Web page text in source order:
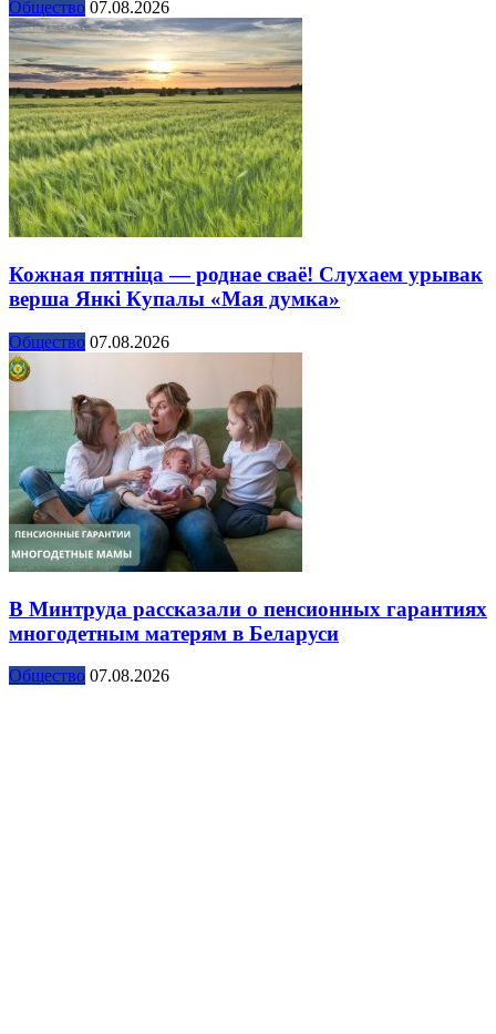
Общество 07.08.2026
Кожная пятніца — роднае сваё! Слухаем урывак
верша Янкі Купалы «Мая думка»
Общество 07.08.2026
В Минтруда рассказали о пенсионных гарантиях
многодетным матерям в Беларуси
Общество 07.08.2026